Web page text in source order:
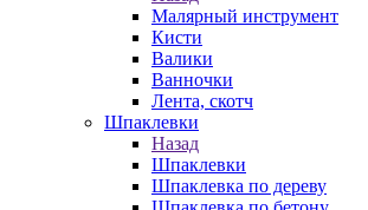
Малярный инструмент
Кисти
Валики
Ванночки
Лента, скотч
Шпаклевки
Назад
Шпаклевки
Шпаклевка по дереву